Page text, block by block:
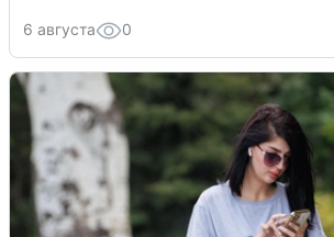
6 августа 0